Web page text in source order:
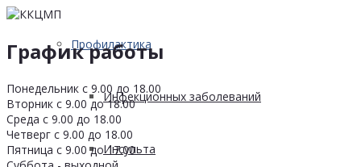
Профилактика
Инфекционных заболеваний
Инсульта
График работы
Понедельник с 9.00 до 18.00
Вторник с 9.00 до 18.00
Среда с 9.00 до 18.00
Четверг с 9.00 до 18.00
Пятница с 9.00 до 17.00